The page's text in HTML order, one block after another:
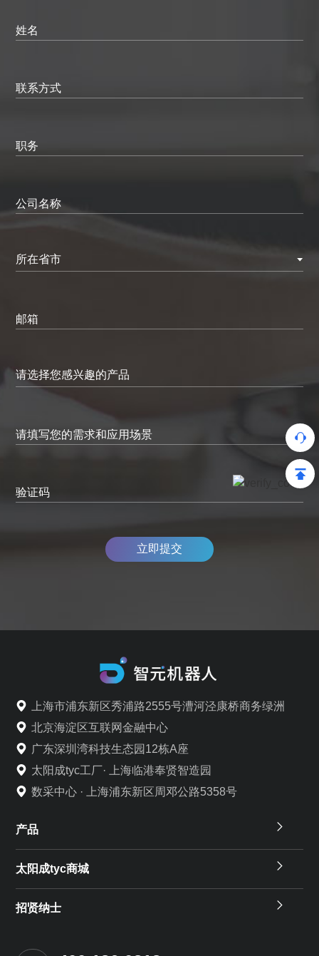
姓名
联系方式
职务
公司名称
所在省市
邮箱
请填写您的需求和应用场景
验证码
立即提交
上海市浦东新区秀浦路2555号漕河泾康桥商务绿洲
北京海淀区互联网金融中心
广东深圳湾科技生态园12栋A座
太阳成tyc工厂· 上海临港奉贤智造园
数采中心 · 上海浦东新区周邓公路5358号
产品
太阳成tyc商城
招贤纳士